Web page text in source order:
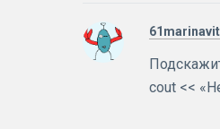
cout <<